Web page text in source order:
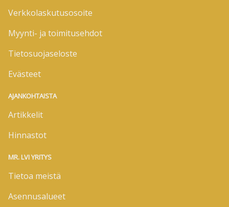
Verkkolaskutusosoite
Myynti- ja toimitusehdot
Tietosuojaseloste
Evästeet
AJANKOHTAISTA
Artikkelit
Hinnastot
MR. LVI YRITYS
Tietoa meistä
Asennusalueet